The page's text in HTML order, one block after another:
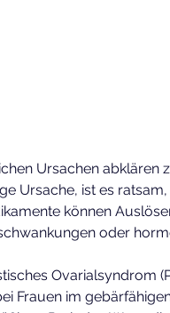
Ursache, ist es
können
oder
Ovarialsyndrom
Frauen im